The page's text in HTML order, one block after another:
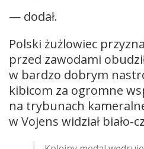
— dodał.
Polski żużlowiec
przed zawodami
w bardzo dobrym
kibicom za ogromne
na trybunach
w Vojens widział biało-